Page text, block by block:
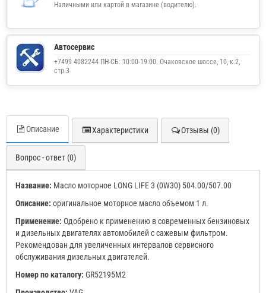
Наличными или картой в магазине (водителю).
Автосервис
+7499 4082244 ПН-СБ: 10:00-19:00. Очаковское шоссе, 10, к.2,
стр.3
Описание Характеристики Отзывы (0)
Вопрос - ответ (0)
Название: Масло моторное LONG LIFE 3 (0W30) 504.00/507.00
Описание: оригинальное моторное масло объемом 1 л.
Применение: Одобрено к применению в современных бензиновых
и дизельных двигателях автомобилей с сажевым фильтром.
Рекомендован для увеличенных интервалов сервисного
обслуживания дизельных двигателей.
Номер по каталогу: GR52195M2